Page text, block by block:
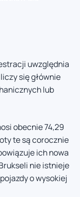
uwzględnia
się głównie
lub
obecnie 74,29
te są corocznie
ich nowa
nie istnieje
o wysokiej